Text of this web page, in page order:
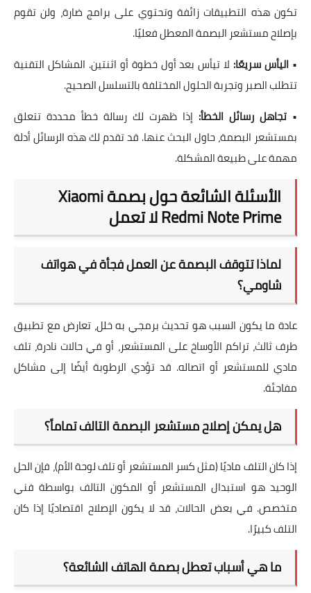
تكون هذه التطبيقات زائفة وتحتوي على برامج ضارة، ولن تقوم
بإصلاح مستشعر البصمة المعطل فعليًا.
• اليأس سريعًا: لا تيأس بعد أول خطوة أو اثنتين. المشاكل التقنية
تتطلب الصبر وتجربة الحلول المختلفة بالتسلسل الصحيح.
• تجاهل رسائل الخطأ: إذا ظهرت لك رسالة خطأ محددة تتعلق
بمستشعر البصمة، حاول البحث عنها. قد تقدم لك هذه الرسائل أدلة
مهمة على طبيعة المشكلة.
الأسئلة الشائعة حول بصمة Xiaomi
Redmi Note Prime لا تعمل
لماذا تتوقف البصمة عن العمل فجأة في هواتف
شاومي؟
عادة ما يكون السبب هو تحديث برمجي به خلل، تعارض مع تطبيق
طرف ثالث، تراكم الأوساخ على المستشعر، أو في حالات نادرة، تلف
مادي للمستشعر أو اتصاله. قد تؤدي الرطوبة أيضًا إلى مشاكل
مفاجئة.
هل يمكن إصلاح مستشعر البصمة التالف تماماً؟
إذا كان التلف ماديًا (مثل كسر المستشعر أو تلف لوحة الأم)، فإن الحل
الوحيد هو استبدال المستشعر أو المكون التالف بواسطة فني
متخصص. في بعض الحالات، قد لا يكون الإصلاح اقتصاديًا إذا كان
التلف كبيرًا.
ما هي أسباب تعطل بصمة الهاتف الشائعة؟